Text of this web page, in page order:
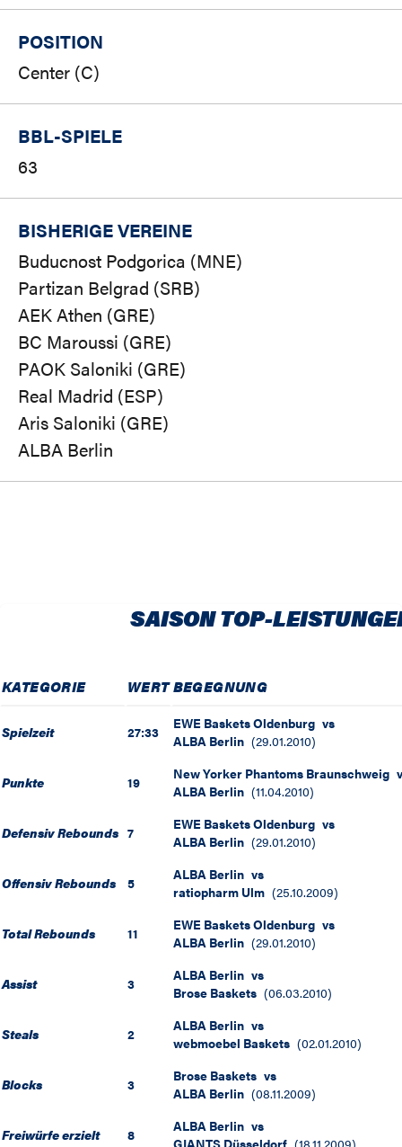
POSITION
Center (C)
BBL-SPIELE
63
BISHERIGE VEREINE
Buducnost Podgorica (MNE)
Partizan Belgrad (SRB)
AEK Athen (GRE)
BC Maroussi (GRE)
PAOK Saloniki (GRE)
Real Madrid (ESP)
Aris Saloniki (GRE)
ALBA Berlin
SAISON TOP-
KATEGORIE WERTBEGEGNUNG
Spielzeit 27:33 EWE Baskets Oldenburg vs
ALBA Berlin (29.01.2010)
Punkte 19 New Yorker Phantoms Braunschweig
ALBA Berlin (11.04.2010)
Defensiv Rebounds 7 EWE Baskets Oldenburg vs
ALBA Berlin (29.01.2010)
Offensiv Rebounds 5 ALBA Berlin vs
ratiopharm Ulm (25.10.2009)
Total Rebounds 11 EWE Baskets Oldenburg vs
ALBA Berlin (29.01.2010)
Assist 3 ALBA Berlin vs
Brose Baskets (06.03.2010)
Steals 2 ALBA Berlin vs
webmoebel Baskets (02.01.2010)
Blocks 3 Brose Baskets vs
ALBA Berlin (08.11.2009)
Freiwürfe erzielt 8 ALBA Berlin vs